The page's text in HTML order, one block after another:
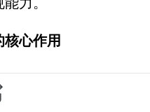
心作用
过专业的测试（如